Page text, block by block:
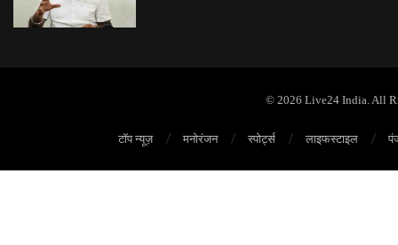
© 2026 Live24 India. All
टॉप न्यूज़ मनोरंजन स्पोर्ट्स लाइफस्टाइल